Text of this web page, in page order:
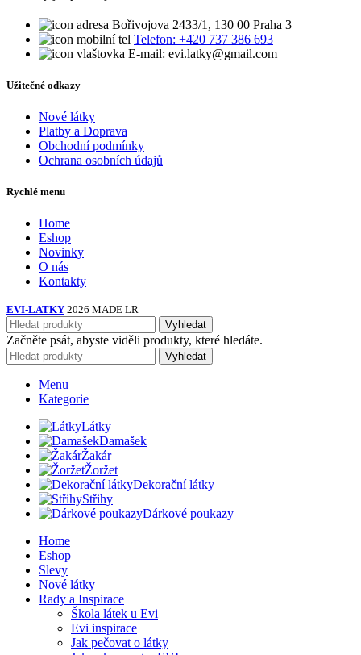
Bořivojova 2433/1, 130 00 Praha 3
Telefon: +420 737 386 693
E-mail: evi.latky@gmail.com
Užitečné odkazy
Nové látky
Platby a Doprava
Obchodní podmínky
Ochrana osobních údajů
Rychlé menu
Home
Eshop
Novinky
O nás
Kontakty
EVI-LATKY 2026 MADE LR
Vyhledat
Začněte psát, abyste viděli produkty, které hledáte.
Vyhledat
Menu
Kategorie
Látky
Damašek
Žakár
Žoržet
Dekorační látky
Střihy
Dárkové poukazy
Home
Eshop
Slevy
Nové látky
Rady a Inspirace
Škola látek u Evi
Evi inspirace
Jak pečovat o látky